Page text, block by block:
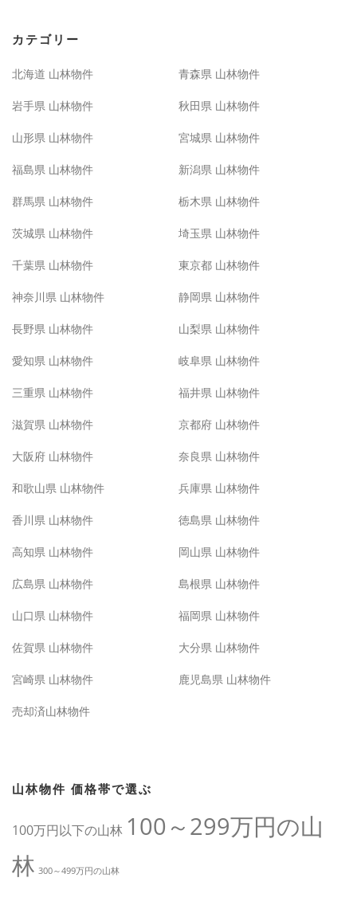
カテゴリー
北海道 山林物件 青森県 山林物件
岩手県 山林物件 秋田県 山林物件
山形県 山林物件 宮城県 山林物件
福島県 山林物件 新潟県 山林物件
群馬県 山林物件 栃木県 山林物件
茨城県 山林物件 埼玉県 山林物件
千葉県 山林物件 東京都 山林物件
神奈川県 山林物件 静岡県 山林物件
長野県 山林物件 山梨県 山林物件
愛知県 山林物件 岐阜県 山林物件
三重県 山林物件 福井県 山林物件
滋賀県 山林物件 京都府 山林物件
大阪府 山林物件 奈良県 山林物件
和歌山県 山林物件 兵庫県 山林物件
香川県 山林物件 徳島県 山林物件
高知県 山林物件 岡山県 山林物件
広島県 山林物件 島根県 山林物件
山口県 山林物件 福岡県 山林物件
佐賀県 山林物件 大分県 山林物件
宮崎県 山林物件 鹿児島県 山林物件
売却済山林物件
山林物件 価格帯で選ぶ
100万円以下の山林 100～299万円の山
林 300～499万円の山林